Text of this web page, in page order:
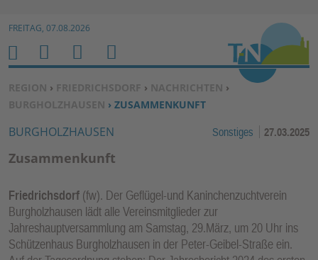
Zum Inhalt springen ↓
FREITAG, 07.08.2026
SIE BEFINDEN SICH HIER:
REGION › FRIEDRICHSDORF › NACHRICHTEN ›
BURGHOLZHAUSEN › ZUSAMMENKUNFT
BURGHOLZHAUSEN Sonstiges 27.03.2025
Zusammenkunft
Friedrichsdorf (fw). Der Geflügel-und Kaninchenzuchtverein
Burgholzhausen lädt alle Vereinsmitglieder zur
Jahreshauptversammlung am Samstag, 29.März, um 20 Uhr ins
Schützenhaus Burgholzhausen in der Peter-Geibel-Straße ein.
H
O
M
E
M
E
N
U
S
U
C
H
E
N
B
E
N
U
T
Z
R
F
U
N